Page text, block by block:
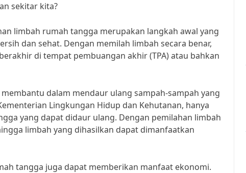
sekitar kita?
limbah rumah tangga merupakan langkah awal yang
dan sehat. Dengan memilah limbah secara benar,
di tempat pembuangan akhir (TPA) atau bahkan
dalam mendaur ulang sampah-sampah yang
Lingkungan Hidup dan Kehutanan, hanya
yang dapat didaur ulang. Dengan pemilahan limbah
limbah yang dihasilkan dapat dimanfaatkan
tangga juga dapat memberikan manfaat ekonomi.